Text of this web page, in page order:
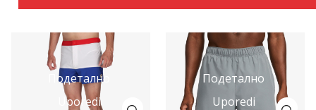
Подетално
Uporedi
Подетално
Uporedi